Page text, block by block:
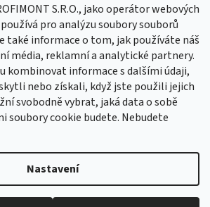
S.R.O., jako operátor webových
pro analýzu soubory souborů
také informace o tom, jak používáte náš
média, reklamní a analytické partnery.
kombinovat informace s dalšími údaji,
nebo získali, když jste použili jejich
svobodně vybrat, jaká data o sobě
soubory cookie budete. Nebudete
Nastavení
. Všechna práva vyhrazena.Upravit